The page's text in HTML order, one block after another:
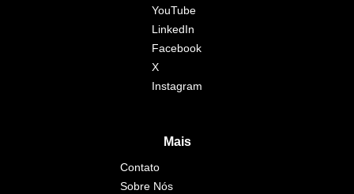
YouTube
LinkedIn
Facebook
X
Instagram
Mais
Contato
Sobre Nós